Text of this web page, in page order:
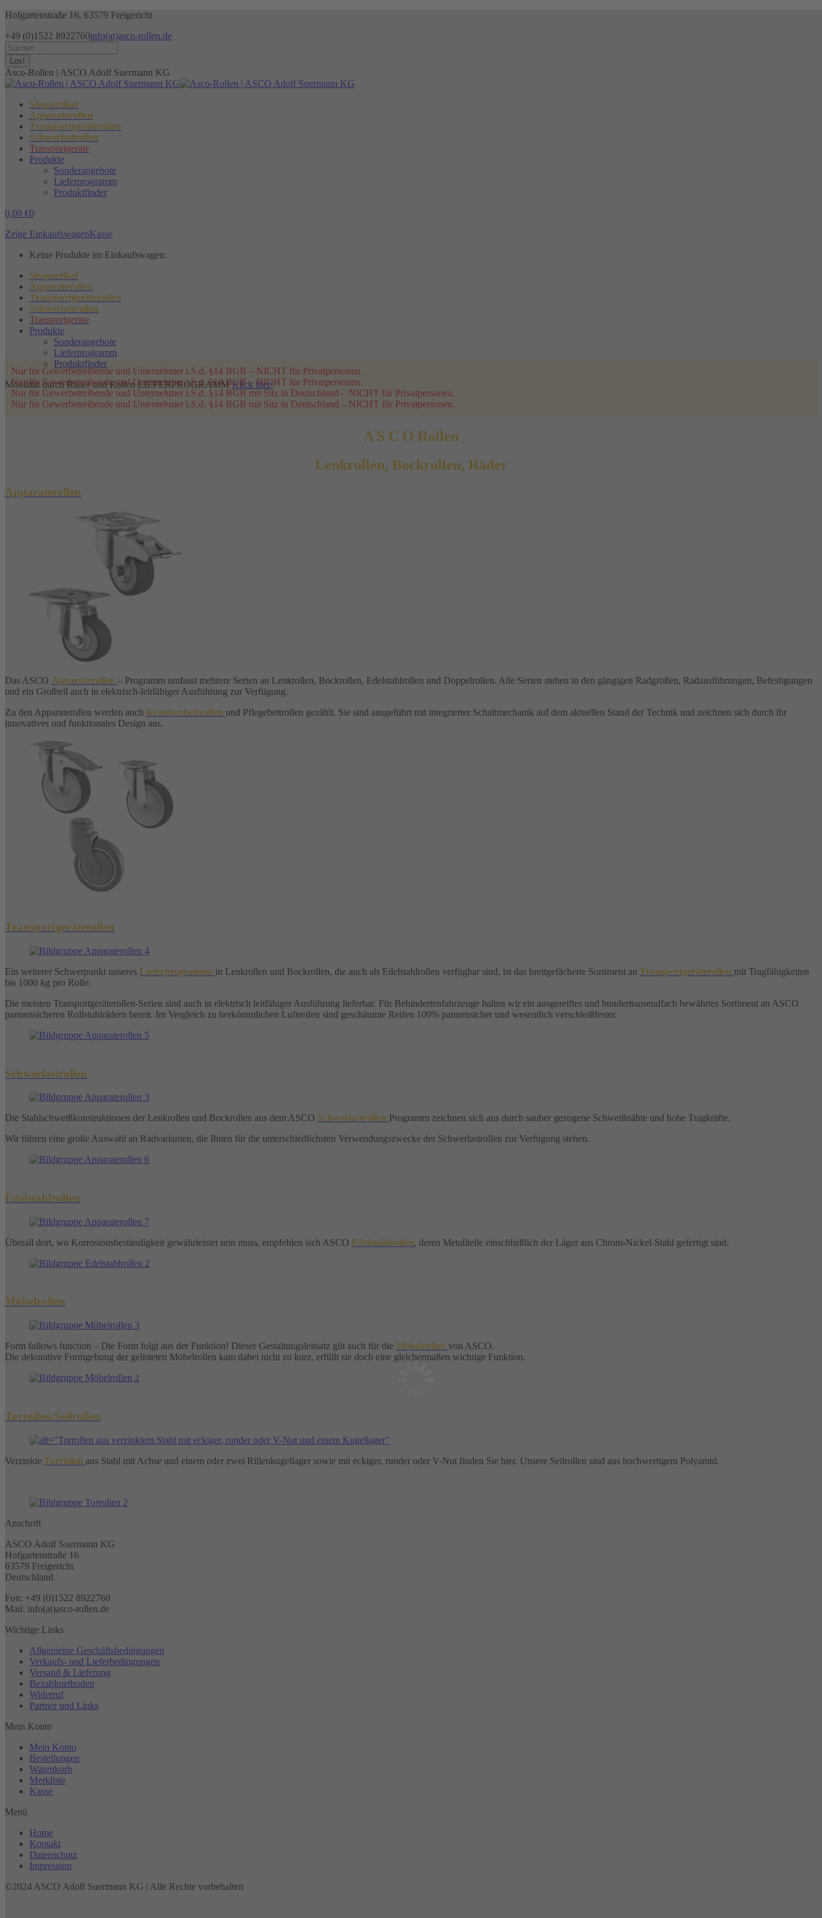
Zum
springen
Hofgartenstraße 16, 63579 Freigericht
+49 (0)1522 8922760info(at)asco-rollen.de
Facebook
page
opens
in
new
window
Instagram
page
opens
in
new
window
X
page
opens
in
new
window
Search:
Asco-Rollen | ASCO Adolf Suermann KG
Shopartikel
Apparaterollen
Transportgeräterollen
Schwerlastrollen
Transportgeräte
Produkte
Sonderangebote
Lieferprogramm
Produktfinder
0,00 €0
Zeige EinkaufswagenKasse
Keine Produkte im Einkaufswagen.
Shopartikel
Apparaterollen
Transportgeräterollen
Schwerlastrollen
Transportgeräte
Produkte
Sonderangebote
Lieferprogramm
Produktfinder
Mobilität durch Räder und Rollen LIEFERPROGRAMM Klick hier!
Nur für Gewerbetreibende und Unternehmer i.S.d. §14 BGB – NICHT für Privatpersonen.
Nur für Gewerbetreibende und Unternehmer i.S.d. §14 BGB – NICHT für Privatpersonen.
Nur für Gewerbetreibende und Unternehmer i.S.d. §14 BGB mit Sitz in Deutschland – NICHT für Privatpersonen.
Nur für Gewerbetreibende und Unternehmer i.S.d. §14 BGB mit Sitz in Deutschland – NICHT für Privatpersonen.
A S C O Rollen
Lenkrollen, Bockrollen, Räder
Apparaterollen
Das ASCO Apparaterollen – Programm umfasst mehrere Serien an Lenkrollen, Bockrollen, Edelstahlrollen und Doppelrollen. Alle Serien stehen in den gängigen Radgrößen, Radausführungen, Befestigungen
und ein Großteil auch in elektrisch-leitfähiger Ausführung zur Verfügung.
Zu den Apparaterollen werden auch Krankenbettrollen und Pflegebettrollen gezählt. Sie sind ausgeführt mit integrierter Schaltmechanik auf dem aktuellen Stand der Technik und zeichnen sich durch ihr
innovatives und funktionales Design aus.
Transportgeräterollen
Ein weiterer Schwerpunkt unseres Lieferprogramms in Lenkrollen und Bockrollen, die auch als Edelstahlrollen verfügbar sind, ist das breitgefächerte Sortiment an Transportgeräterollen mit Tragfähigkeiten
bis 1000 kg pro Rolle.
Die meisten Transportgeräterollen-Serien sind auch in elektrisch leitfähiger Ausführung lieferbar. Für Behindertenfahrzeuge halten wir ein ausgereiftes und hunderttausendfach bewährtes Sortiment an ASCO
pannensicheren Rollstuhlrädern bereit. Im Vergleich zu herkömmlichen Luftreifen sind geschäumte Reifen 100% pannensicher und wesentlich verschleißfester.
Schwerlastrollen
Die Stahlschweißkonstruktionen der Lenkrollen und Bockrollen aus dem ASCO Schwerlastrollen Programm zeichnen sich aus durch sauber gezogene Schweißnähte und hohe Tragkräfte.
Wir führen eine große Auswahl an Radvarianten, die Ihnen für die unterschiedlichsten Verwendungszwecke der Schwerlastrollen zur Verfügung stehen.
Edelstahlrollen
Überall dort, wo Korrosionsbeständigkeit gewährleistet sein muss, empfehlen sich ASCO Edelstahlrollen, deren Metallteile einschließlich der Läger aus Chrom-Nickel-Stahl gefertigt sind.
Möbelrollen
Form follows function – Die Form folgt aus der Funktion! Dieser Gestaltungsleitsatz gilt auch für die Möbelrollen von ASCO.
Die dekorative Formgebung der gelisteten Möbelrollen kam dabei nicht zu kurz, erfüllt sie doch eine gleichermaßen wichtige Funktion.
Torrollen/Seilrollen
Verzinkte Torrollen aus Stahl mit Achse und einem oder zwei Rillenkugellager sowie mit eckiger, runder oder V-Nut finden Sie hier. Unsere Seilrollen sind aus hochwertigem Polyamid.
Anschrift
ASCO Adolf Suermann KG
Hofgartenstraße 16
63579 Freigericht
Deutschland
Fon: +49 (0)1522 8922760
Mail: info(at)asco-rollen.de
Wichtige Links
Allgemeine Geschäftsbedingungen
Verkaufs- und Lieferbedingungen
Versand & Lieferung
Bezahlmethoden
Widerruf
Partner und Links
Mein Konto
Mein Konto
Bestellungen
Warenkorb
Merkliste
Kasse
Menü
Home
Kontakt
Datenschutz
Impressum
©2024 ASCO Adolf Suermann KG | Alle Rechte vorbehalten